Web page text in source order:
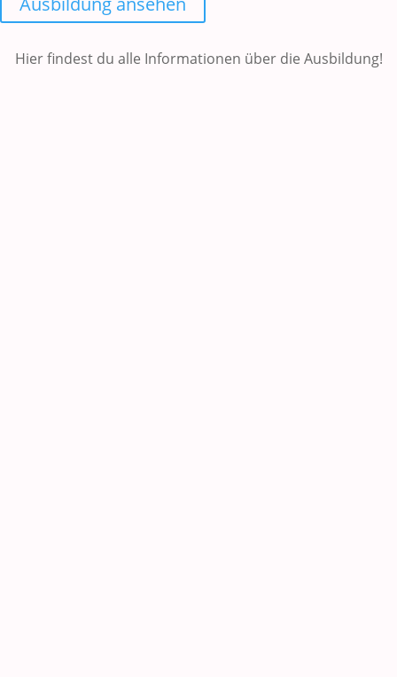
Hier findest du alle Informationen über die Ausbildung!